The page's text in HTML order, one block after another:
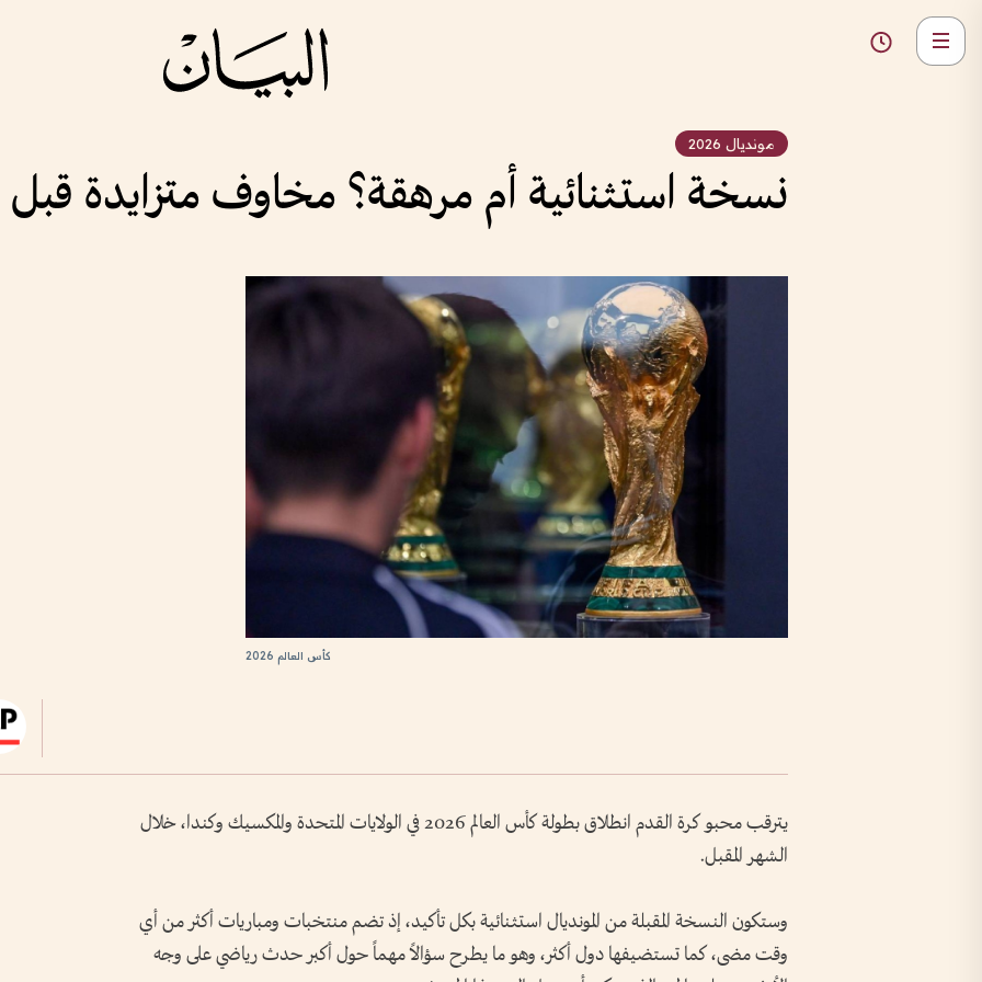
مونديال 2026
نسخة استثنائية أم مرهقة؟ مخاوف متزايدة قبل
كأس العالم 2026
يترقب محبو كرة القدم انطلاق بطولة كأس العالم 2026 في الولايات المتحدة والمكسيك وكندا، خلال
الشهر المقبل.
وستكون النسخة المقبلة من المونديال استثنائية بكل تأكيد، إذ تضم منتخبات ومباريات أكثر من أي
وقت مضى، كما تستضيفها دول أكثر، وهو ما يطرح سؤالاً مهماً حول أكبر حدث رياضي على وجه